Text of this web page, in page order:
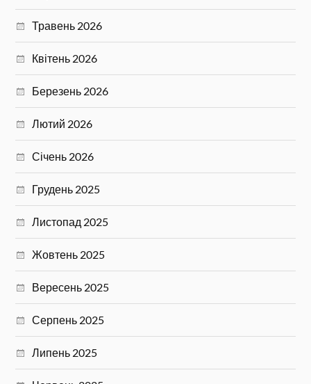
Травень 2026
Квітень 2026
Березень 2026
Лютий 2026
Січень 2026
Грудень 2025
Листопад 2025
Жовтень 2025
Вересень 2025
Серпень 2025
Липень 2025